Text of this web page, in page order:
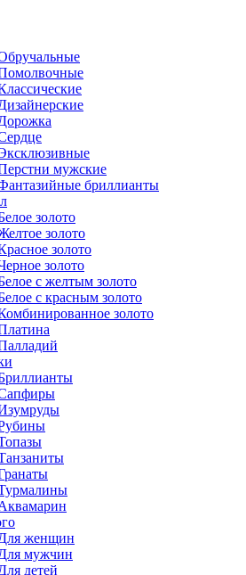
мужские
бриллианты
золото
золото
золото
золото
с желтым золото
с красным золото
золото
женщин
мужчин
детей